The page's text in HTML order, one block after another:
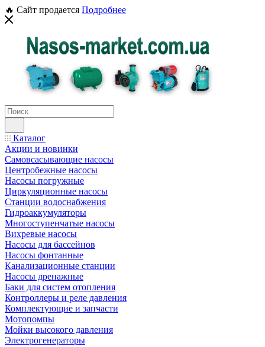
🔥 Сайт продается Подробнее
Каталог
Акции и новинки
Самовсасывающие насосы
Центробежные насосы
Насосы погружные
Циркуляционные насосы
Станции водоснабжения
Гидроаккумуляторы
Многоступенчатые насосы
Вихревые насосы
Насосы для бассейнов
Насосы фонтанные
Канализационные станции
Насосы дренажные
Баки для систем отопления
Контроллеры и реле давления
Комплектующие и запчасти
Мотопомпы
Мойки высокого давления
Электрогенераторы